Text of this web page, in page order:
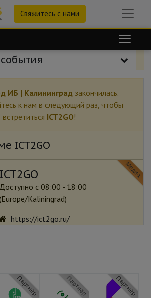
Свяжитесь с нами
ИБ | Калининград закончилась.
к нам в следующий раз, чтобы
встретиться ICT2GO!
ICT2GO
ICT2GO Медиа
Доступно с 08:00 - 18:00
(Europe/Kaliningrad)
https://ict2go.ru/
Партнёр Партнёр Партнёр